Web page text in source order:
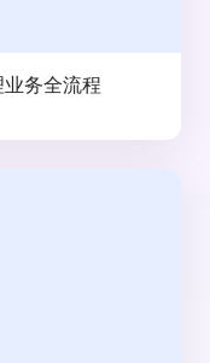
务全流程